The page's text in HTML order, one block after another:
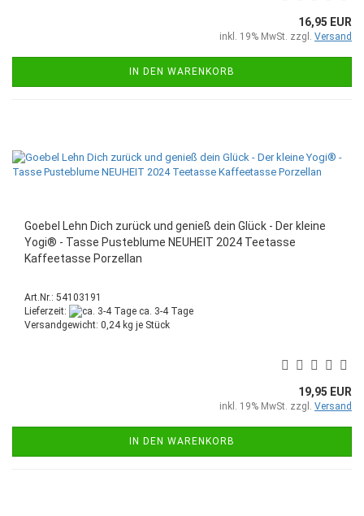
16,95 EUR
inkl. 19% MwSt. zzgl. Versand
IN DEN WARENKORB
Goebel Lehn Dich zurück und genieß dein Glück - Der kleine
Yogi® - Tasse Pusteblume NEUHEIT 2024 Teetasse
Kaffeetasse Porzellan
Art.Nr.: 54103191
Lieferzeit:
ca. 3-4 Tage
Versandgewicht: 0,24kg je Stück
19,95 EUR
inkl. 19% MwSt. zzgl. Versand
IN DEN WARENKORB